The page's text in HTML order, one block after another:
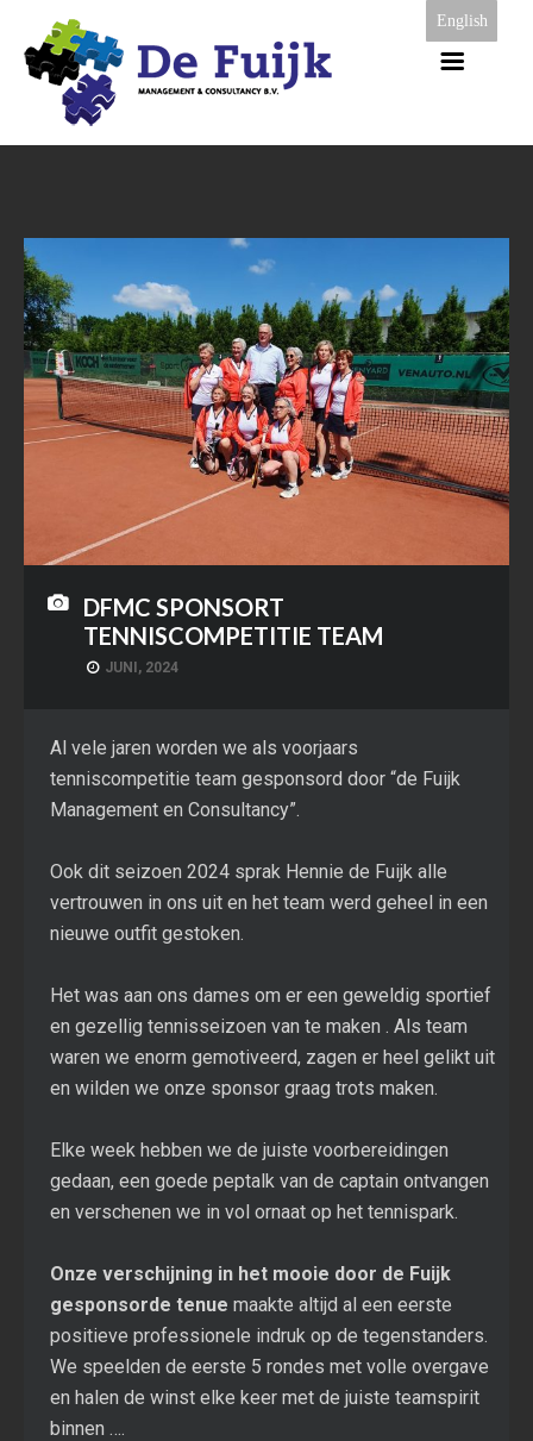
DFMC SPONSORT
TENNISCOMPETITIE TEAM
JUNI, 2024
Al vele jaren worden we als voorjaars
tenniscompetitie team gesponsord door “de Fuijk
Management en Consultancy”.
Ook dit seizoen 2024 sprak Hennie de Fuijk alle
vertrouwen in ons uit en het team werd geheel in een
nieuwe outfit gestoken.
Het was aan ons dames om er een geweldig sportief
en gezellig tennisseizoen van te maken . Als team
waren we enorm gemotiveerd, zagen er heel gelikt uit
en wilden we onze sponsor graag trots maken.
Elke week hebben we de juiste voorbereidingen
gedaan, een goede peptalk van de captain ontvangen
en verschenen we in vol ornaat op het tennispark.
Onze verschijning in het mooie door de Fuijk
gesponsorde tenue maakte altijd al een eerste
positieve professionele indruk op de tegenstanders.
We speelden de eerste 5 rondes met volle overgave
en halen de winst elke keer met de juiste teamspirit
binnen ….
English